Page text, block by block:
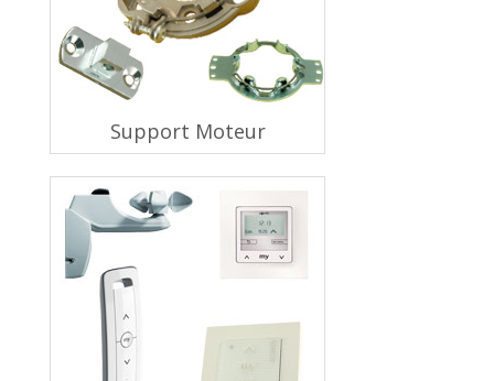
Support Moteur